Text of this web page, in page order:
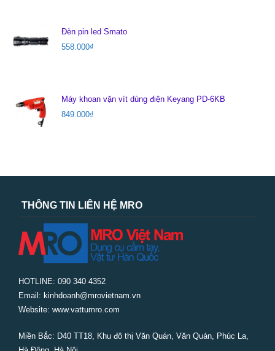
Đèn pin led Smato
558.000₫
Máy khoan vặn vít dùng điện Keyang PD-6KB
849.000₫
THÔNG TIN LIÊN HỆ MRO
HOTLINE: 090 340 4352
Email: kinhdoanh@mrovietnam.vn
Website: www.vattumro.com
Miền Bắc: D40 TT18, Khu đô thị Văn Quán, Văn Quán, Phúc La,